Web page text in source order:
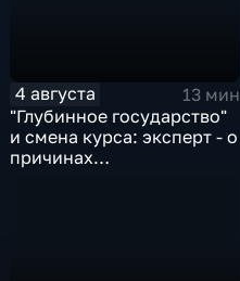
4 августа
13 мин
"Глубинное государство"
и смена курса: эксперт - о
причинах